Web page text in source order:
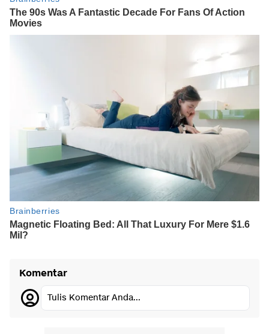
Komentar
Tulis Komentar Anda...